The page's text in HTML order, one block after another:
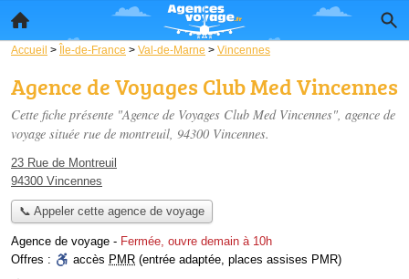
Accueil > Île-de-France > Val-de-Marne > Vincennes
Agence de Voyages Club Med Vincennes
Cette fiche présente "Agence de Voyages Club Med Vincennes", agence de
voyage située rue de montreuil, 94300 Vincennes.
23 Rue de Montreuil
94300 Vincennes
📞 Appeler cette agence de voyage
Agence de voyage - Fermée, ouvre demain à 10h
Offres :
accès PMR (entrée adaptée, places assises PMR)